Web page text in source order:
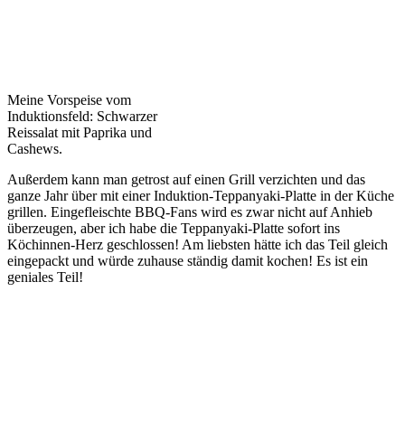
Meine Vorspeise vom
Induktionsfeld: Schwarzer
Reissalat mit Paprika und
Cashews.
Außerdem kann man getrost auf einen Grill verzichten und das
ganze Jahr über mit einer Induktion-Teppanyaki-Platte in der Küche
grillen. Eingefleischte BBQ-Fans wird es zwar nicht auf Anhieb
überzeugen, aber ich habe die Teppanyaki-Platte sofort ins
Köchinnen-Herz geschlossen! Am liebsten hätte ich das Teil gleich
eingepackt und würde zuhause ständig damit kochen! Es ist ein
geniales Teil!